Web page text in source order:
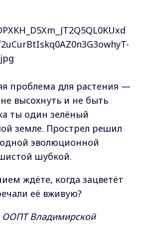
проблема для растения —
высохнуть и не быть
ты один зелёный
земле. Прострел решил
эволюционной
шубкой.
ждёте, когда зацветёт
её вживую?
ООПТ Владимирской